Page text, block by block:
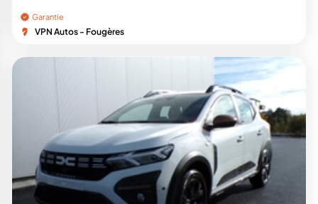
Garantie
VPN Autos - Fougères